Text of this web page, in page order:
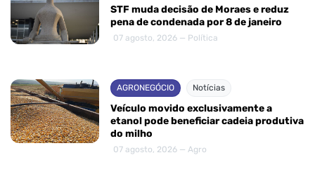
STF muda decisão de Moraes e reduz
pena de condenada por 8 de janeiro
07 agosto, 2026 — Política
AGRONEGÓCIO Notícias
Veículo movido exclusivamente a
etanol pode beneficiar cadeia produtiva
do milho
07 agosto, 2026 — Agro